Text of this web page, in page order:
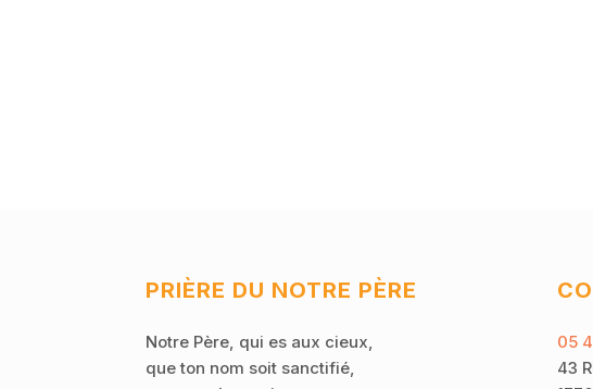
PRIÈRE DU NOTRE PÈRE
Notre Père, qui es aux cieux,
que ton nom soit sanctifié,
05
43